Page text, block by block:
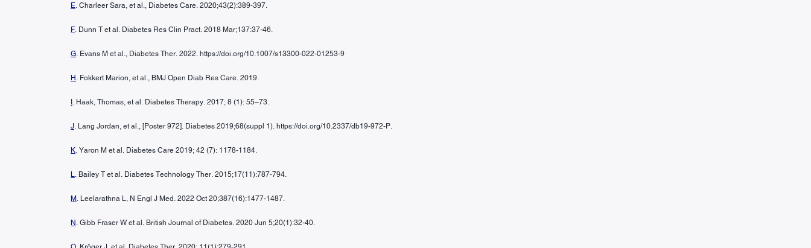
E. Charleer Sara, et al., Diabetes Care. 2020;43(2):389-397.
F. Dunn T et al. Diabetes Res Clin Pract. 2018 Mar;137:37-46.
G. Evans M et al., Diabetes Ther. 2022. https://doi.org/10.1007/s13300-022-01253-9
H . Fokkert Marion, et al., BMJ Open Diab Res Care. 2019.
. Haak, Thomas, et al. Diabetes Therapy. 2017; 8 (1): 55–73.
J. Lang Jordan, et al., [Poster 972]. Diabetes 2019;68(suppl 1). https://doi.org/10.2337/db19-972-P.
K. Yaron M et al. Diabetes Care 2019; 42 (7): 1178-1184.
L. Bailey T et al. Diabetes Technology Ther. 2015;17(11):787-794.
M . Leelarathna L, N Engl J Med. 2022 Oct 20;387(16):1477-1487.
N . Gibb Fraser W et al. British Journal of Diabetes. 2020 Jun 5;20(1):32-40.